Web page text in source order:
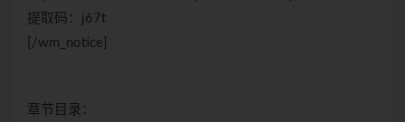
提取码：j67t
[/wm_notice]
章节目录：